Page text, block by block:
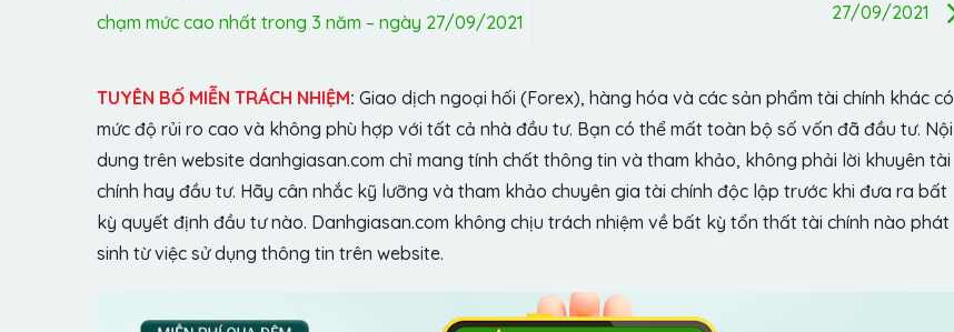
chạm mức cao nhất trong 3 năm – ngày 27/09/2021
27/09/2021
TUYÊN BỐ MIỄN TRÁCH NHIỆM: Giao dịch ngoại hối (Forex), hàng hóa và các sản phẩm tài chính khác có
mức độ rủi ro cao và không phù hợp với tất cả nhà đầu tư. Bạn có thể mất toàn bộ số vốn đã đầu tư. Nội
dung trên website danhgiasan.com chỉ mang tính chất thông tin và tham khảo, không phải lời khuyên tài
chính hay đầu tư. Hãy cân nhắc kỹ lưỡng và tham khảo chuyên gia tài chính độc lập trước khi đưa ra bất
kỳ quyết định đầu tư nào. Danhgiasan.com không chịu trách nhiệm về bất kỳ tổn thất tài chính nào phát
sinh từ việc sử dụng thông tin trên website.